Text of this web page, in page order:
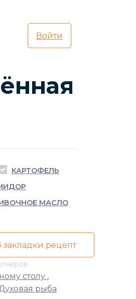
Войти
КАРТОФЕЛЬ
МАСЛО
закладки рецепт
столу ,
Духовая рыба